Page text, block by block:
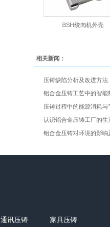
BSH绞肉机外壳
相关新闻：
压铸缺陷分析及改进方法
铝合金压铸工艺中的智能
压铸过程中的能源消耗与
认识铝合金压铸工厂的生
铝合金压铸对环境的影响
通讯压铸 家具压铸